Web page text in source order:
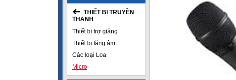
THIẾT BỊ TRUYỀN
THANH
Thiết bị trợ giảng
Thiết bị tăng âm
Các loại Loa
Micro